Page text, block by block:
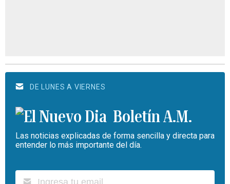
DE LUNES A VIERNES
Boletín A.M.
Las noticias explicadas de forma sencilla y directa para
entender lo más importante del día.